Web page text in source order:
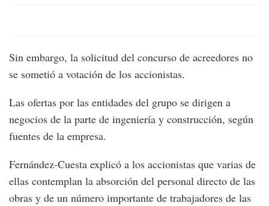
Sin embargo, la solicitud del concurso de acreedores no
se sometió a votación de los accionistas.
Las ofertas por las entidades del grupo se dirigen a
negocios de la parte de ingeniería y construcción, según
fuentes de la empresa.
Fernández-Cuesta explicó a los accionistas que varias de
ellas contemplan la absorción del personal directo de las
obras y de un número importante de trabajadores de las